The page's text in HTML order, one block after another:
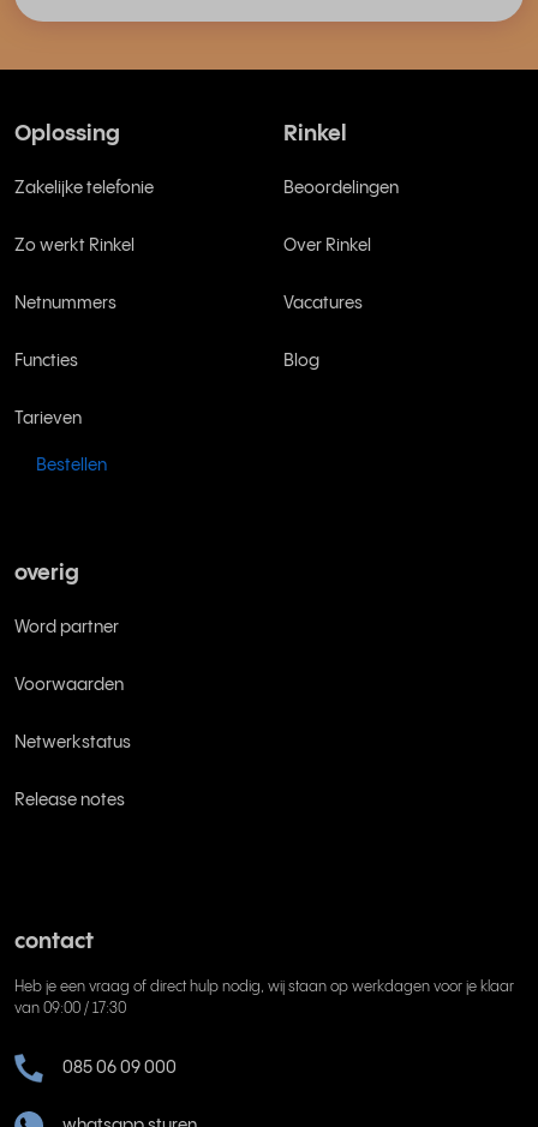
Oplossing
Zakelijke telefonie
Zo werkt Rinkel
Netnummers
Functies
Tarieven
Bestellen
Rinkel
Beoordelingen
Over Rinkel
Vacatures
Blog
overig
Word partner
Voorwaarden
Netwerkstatus
Release notes
contact
Heb je een vraag of direct hulp nodig, wij staan op werkdagen voor je klaar
van 09:00 / 17:30
085 06 09 000